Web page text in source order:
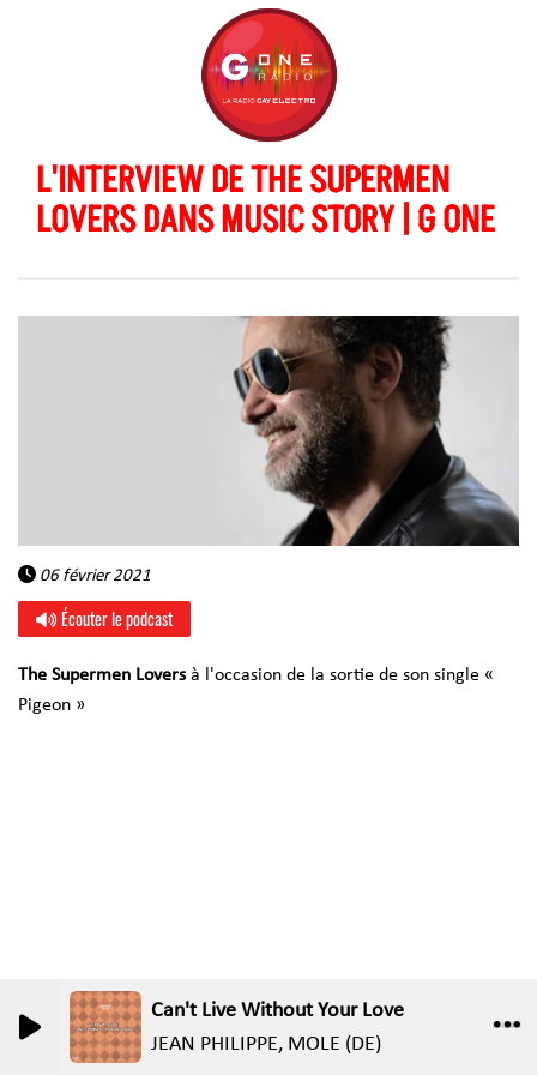
Can't Live Without Your Love
JEAN PHILIPPE, MOLE (DE)
L'INTERVIEW DE THE SUPERMEN
LOVERS DANS MUSIC STORY | G ONE
0 0
06 février 2021
Écouter le podcast
The Supermen Loversà l'occasion de la sortie de son single «
Pigeon »